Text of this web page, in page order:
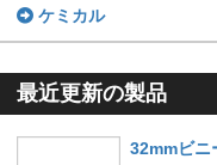
ケミカル
最近更新の製品
32mmビニ